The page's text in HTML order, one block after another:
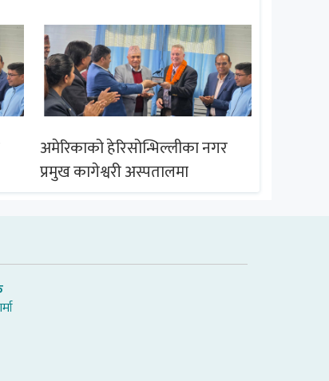
अमेरिकाको हेरिसोन्भिल्लीका नगर
प्रमुख कागेश्वरी अस्पतालमा